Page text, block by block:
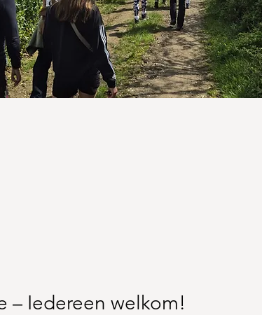
– Iedereen welkom!